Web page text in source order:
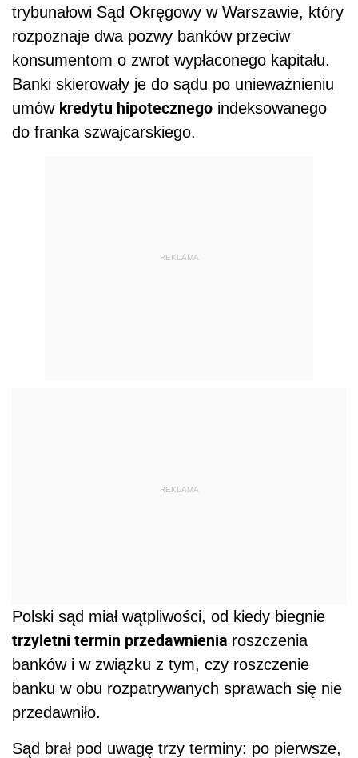
trybunałowi Sąd Okręgowy w Warszawie, który
rozpoznaje dwa pozwy banków przeciw
konsumentom o zwrot wypłaconego kapitału.
Banki skierowały je do sądu po unieważnieniu
umów kredytu hipotecznego indeksowanego
do franka szwajcarskiego.
REKLAMA
REKLAMA
Polski sąd miał wątpliwości, od kiedy biegnie
trzyletni termin przedawnienia roszczenia
banków i w związku z tym, czy roszczenie
banku w obu rozpatrywanych sprawach się nie
przedawniło.
Sąd brał pod uwagę trzy terminy: po pierwsze,